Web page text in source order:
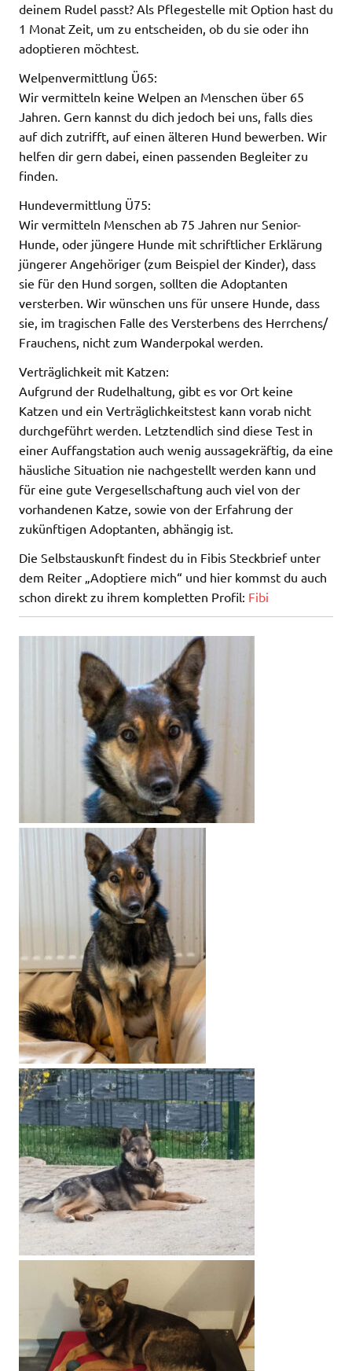
deinem Rudel passt? Als Pflegestelle mit Option hast du
1 Monat Zeit, um zu entscheiden, ob du sie oder ihn
adoptieren möchtest.
Welpenvermittlung Ü65:
Wir vermitteln keine Welpen an Menschen über 65
Jahren. Gern kannst du dich jedoch bei uns, falls dies
auf dich zutrifft, auf einen älteren Hund bewerben. Wir
helfen dir gern dabei, einen passenden Begleiter zu
finden.
Hundevermittlung Ü75:
Wir vermitteln Menschen ab 75 Jahren nur Senior-
Hunde, oder jüngere Hunde mit schriftlicher Erklärung
jüngerer Angehöriger (zum Beispiel der Kinder), dass
sie für den Hund sorgen, sollten die Adoptanten
versterben. Wir wünschen uns für unsere Hunde, dass
sie, im tragischen Falle des Versterbens des Herrchens/
Frauchens, nicht zum Wanderpokal werden.
Verträglichkeit mit Katzen:
Aufgrund der Rudelhaltung, gibt es vor Ort keine
Katzen und ein Verträglichkeitstest kann vorab nicht
durchgeführt werden. Letztendlich sind diese Test in
einer Auffangstation auch wenig aussagekräftig, da eine
häusliche Situation nie nachgestellt werden kann und
für eine gute Vergesellschaftung auch viel von der
vorhandenen Katze, sowie von der Erfahrung der
zukünftigen Adoptanten, abhängig ist.
Die Selbstauskunft findest du in Fibis Steckbrief unter
dem Reiter „Adoptiere mich“ und hier kommst du auch
schon direkt zu ihrem kompletten Profil: Fibi